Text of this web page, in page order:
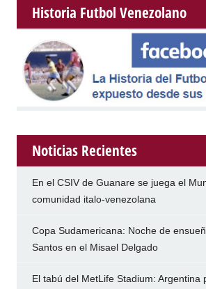
Historia Futbol Venezolano
Noticias Recientes
En el CSIV de Guanare se juega el
comunidad italo-venezolana
Copa Sudamericana: Noche de
Santos en el Misael Delgado
El tabú del MetLife Stadium: Argentina